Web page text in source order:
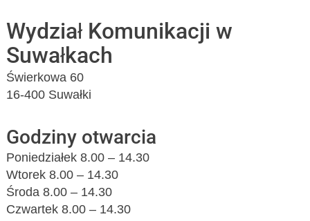
Wydział Komunikacji w
Suwałkach
Świerkowa 60
16-400 Suwałki
Godziny otwarcia
Poniedziałek 8.00 – 14.30
Wtorek 8.00 – 14.30
Środa 8.00 – 14.30
Czwartek 8.00 – 14.30